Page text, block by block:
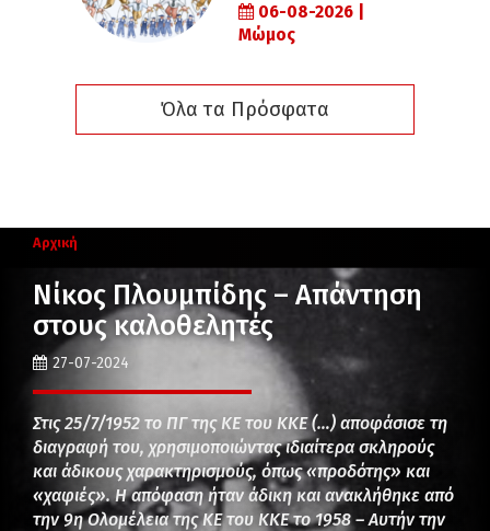
06-08-2026 |
Μώμος
Όλα τα Πρόσφατα
Αρχική
Νίκος Πλουμπίδης – Απάντηση
στους καλοθελητές
27-07-2024
Στις 25/7/1952 το ΠΓ της ΚΕ του ΚΚΕ (…) αποφάσισε τη
διαγραφή του, χρησιμοποιώντας ιδιαίτερα σκληρούς
και άδικους χαρακτηρισμούς, όπως «προδότης» και
«χαφιές». Η απόφαση ήταν άδικη και ανακλήθηκε από
την 9η Ολομέλεια της ΚΕ του ΚΚΕ το 1958 – Αυτήν την